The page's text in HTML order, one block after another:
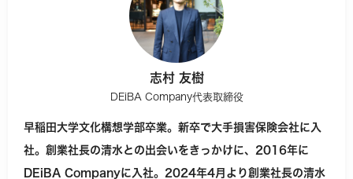
志村 友樹
DEiBA Company代表取締役
早稲田大学文化構想学部卒業。新卒で大手損害保険会社に入
社。 創業社長の清水との出会いをきっかけに、2016年に
DEiBA Companyに入社。2024年4月より創業社長の清水